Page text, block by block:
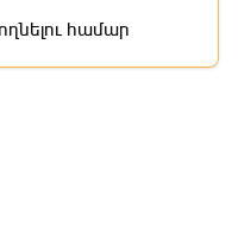
համար